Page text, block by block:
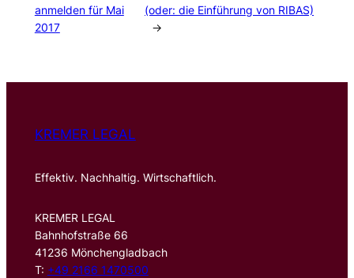
anmelden für Mai
2017
(oder: die Einführung von RIBAS)
→
KREMER LEGAL
Effektiv. Nachhaltig. Wirtschaftlich.
KREMER LEGAL
Bahnhofstraße 66
41236 Mönchengladbach
T: +49 2166 1470500